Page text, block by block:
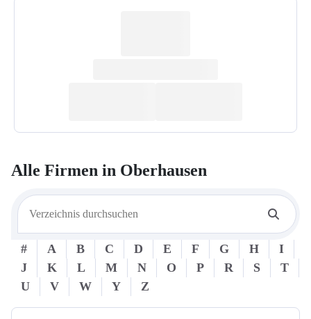
Alle Firmen in Oberhausen
# A B C D E F G H
I
J
K L M N O P R S
T
U
V W Y Z